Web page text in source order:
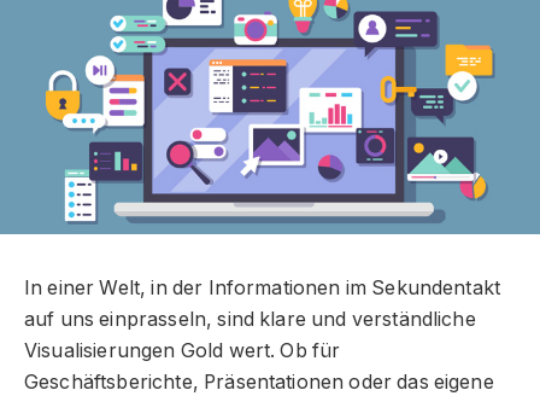
In einer Welt, in der Informationen im Sekundentakt
auf uns einprasseln, sind klare und verständliche
Visualisierungen Gold wert. Ob für
Geschäftsberichte, Präsentationen oder das eigene